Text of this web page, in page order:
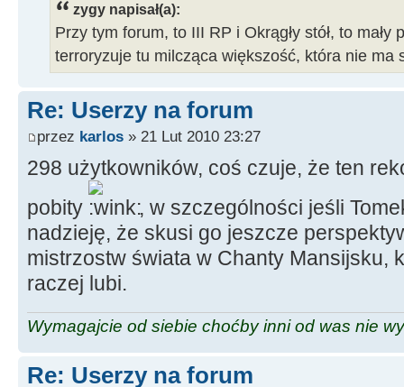
zygy napisał(a):
Przy tym forum, to III RP i Okrągły stół, to
terroryzuje tu milcząca większość, która nie ma
Re: Userzy na forum
przez karlos » 21 Lut 2010 23:27
298 użytkowników, coś czuje, że ten
pobity
, w szczególności jeśli
nadzieję, że skusi go jeszcze
mistrzostw świata w Chanty Mansijsku,
raczej lubi.
Wymagajcie od siebie choćby inni od was nie
Re: Userzy na forum